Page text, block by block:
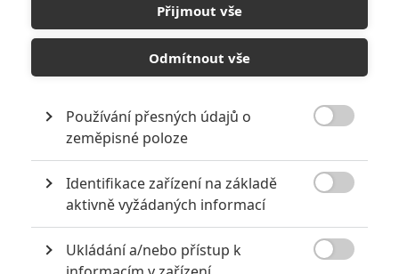
Poprvé jsme je dokázali zastavit. Jenže to, co mimozemští tvorové
Kaiju napáchali na Zemi v prvním díle akčního sci-fi Pacific Rim
byla jen předehra k tomu, co si pro lidstvo připravili teď. Hvězda
Star Wars John Boyega a Scott Eastwood z Rychle a zběsile vedou
Pacific Rim: Maelstrom
Pacific Rim: Uprising
Pacific Rim: Povstání
Pacific Rim: povstání
Přijmout vše
Odmítnout vše
Používání přesných údajů o
zeměpisné poloze
Identifikace zařízení na základě
aktivně vyžádaných informací
Ukládání a/nebo přístup k